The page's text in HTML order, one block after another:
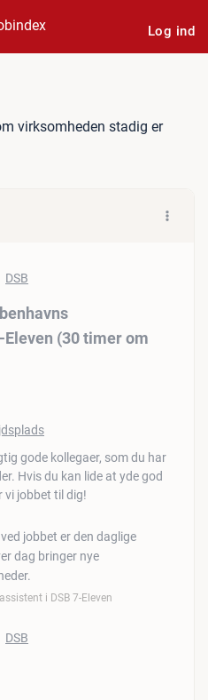
Log ind
virksomheden stadig er
Eleven (30 timer om
gode kollegaer, som du har
Hvis du kan lide at yde god
vi jobbet til dig!
jobbet er den daglige
dag bringer nye
i DSB 7-Eleven